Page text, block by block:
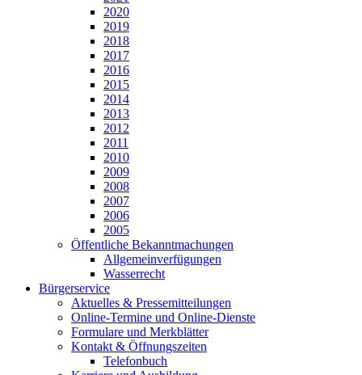
2020
2019
2018
2017
2016
2015
2014
2013
2012
2011
2010
2009
2008
2007
2006
2005
Öffentliche Bekanntmachungen
Allgemeinverfügungen
Wasserrecht
Bürgerservice
Aktuelles & Pressemitteilungen
Online-Termine und Online-Dienste
Formulare und Merkblätter
Kontakt & Öffnungszeiten
Telefonbuch